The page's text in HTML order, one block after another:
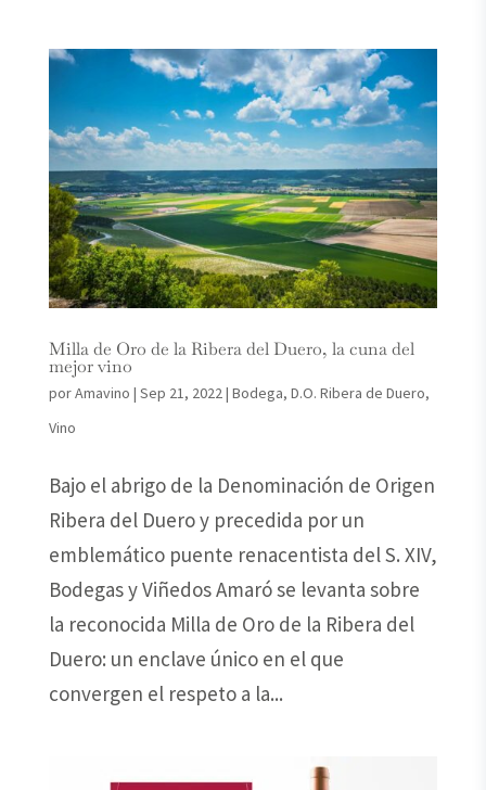
Milla de Oro de la Ribera del Duero, la cuna del
mejor vino
porAmavino | Sep 21, 2022| Bodega, D.O. Ribera de Duero,
Vino
Bajo el abrigo de la Denominación de Origen
Ribera del Duero y precedida por un
emblemático puente renacentista del S. XIV,
Bodegas y Viñedos Amaró se levanta sobre
la reconocida Milla de Oro de la Ribera del
Duero: un enclave único en el que
convergen el respeto a la...